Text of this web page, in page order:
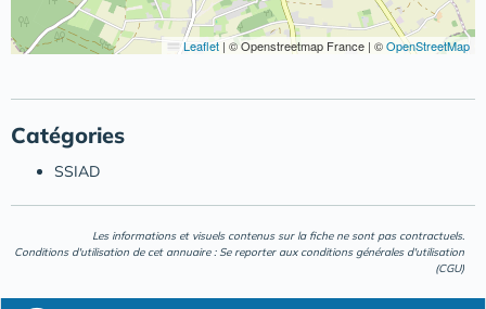
Leaflet | © Openstreetmap France | ©OpenStreetMap
Catégories
SSIAD
Les informations et visuels contenus sur la fiche ne sont pas contractuels.
Conditions d'utilisation de cet annuaire : Se reporter aux conditions générales d'utilisation
(CGU)